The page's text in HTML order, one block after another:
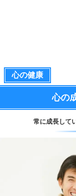
心の健康
心の
常に成長して